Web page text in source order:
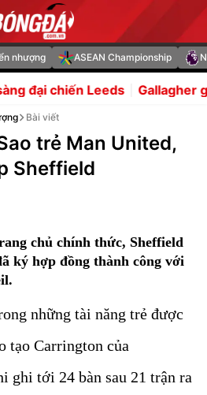
nhượng ASEAN Championship
Gallagher giải cứu Tottenham
Bài viết
trẻ Man United,
Sheffield
chủ chính thức, Sheffield
ký hợp đồng thành công với
những tài năng trẻ được
tạo Carrington của
ghi tới 24 bàn sau 21 trận ra